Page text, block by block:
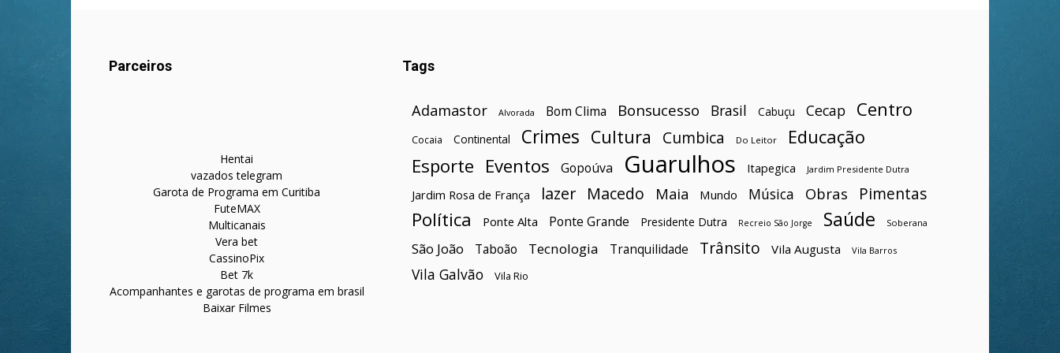
Parceiros
Hentai
vazados telegram
Garota de Programa em Curitiba
FuteMAX
Multicanais
Vera bet
CassinoPix
Bet 7k
Acompanhantes e garotas de programa em brasil
Baixar Filmes
Tags
Adamastor Alvorada Bom Clima Bonsucesso Brasil Cabuçu Cecap Centro
Cocaia Continental Crimes Cultura Cumbica Do Leitor Educação
Esporte Eventos Gopoúva Guarulhos Itapegica Jardim Presidente Dutra
Jardim Rosa de França lazer Macedo Maia Mundo Música Obras Pimentas
Política Ponte Alta Ponte Grande Presidente Dutra Recreio São Jorge Saúde Soberana
São João Taboão Tecnologia Tranquilidade Trânsito Vila Augusta Vila Barros
Vila Galvão Vila Rio